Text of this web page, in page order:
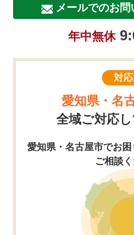
メールでのお問
年中無休
対
愛知県・名
全域ご対応し
愛知県・名古屋市でお
ご相談く